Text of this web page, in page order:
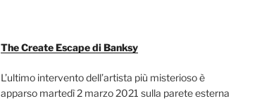
The Create Escape di Banksy
L’ultimo intervento dell’artista più misterioso è
apparso martedì 2 marzo 2021 sulla parete esterna